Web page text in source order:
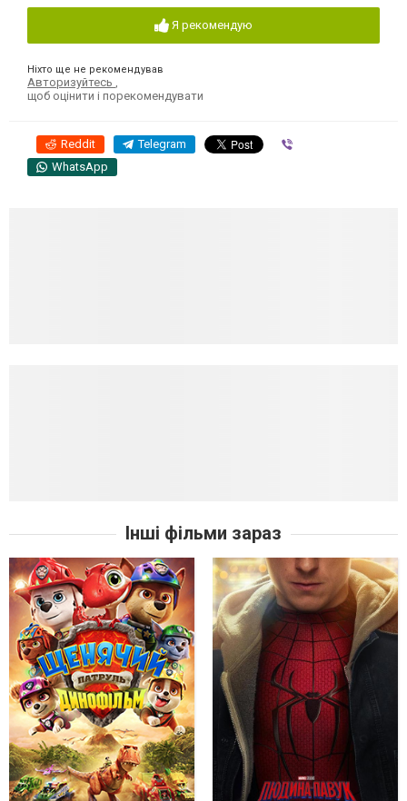
Я рекомендую
Ніхто ще не рекомендував
Авторизуйтесь ,
щоб оцінити і порекомендувати
Reddit Telegram
WhatsApp
Інші фільми зараз